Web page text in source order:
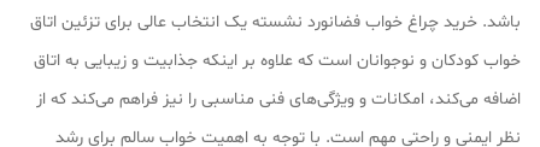
باشد. خرید چراغ خواب فضانورد نشسته یک انتخاب عالی برای تزئین اتاق
خواب کودکان و نوجوانان است که علاوه بر اینکه جذابیت و زیبایی به اتاق
اضافه می‌کند، امکانات و ویژگی‌های فنی مناسبی را نیز فراهم می‌کند که از
نظر ایمنی و راحتی مهم است. با توجه به اهمیت خواب سالم برای رشد